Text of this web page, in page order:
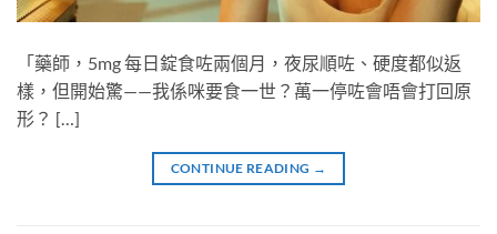
「藥師，5mg 每日錠食咗兩個月，夜尿順咗、硬度都似返
樣，但開始驚——我係咪要食一世？萬一停咗會唔會打回原
形？ […]
CONTINUE READING →